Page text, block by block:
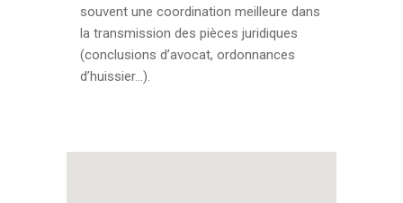
souvent une coordination meilleure dans
la transmission des pièces juridiques
(conclusions d’avocat, ordonnances
d’huissier…).